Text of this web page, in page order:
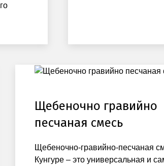
Щебеночно гравийно
песчаная смесь
Щебеночно-гравийно-песчаная
Кунгуре – это универсальная и